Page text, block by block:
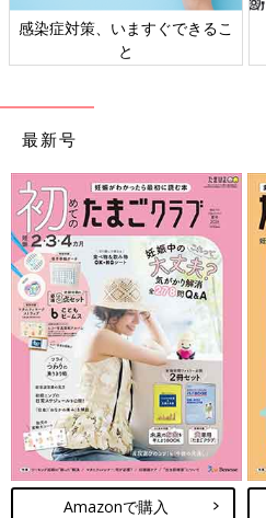
感染症対策、いますぐできるこ
と
最新号
Amazonで購入